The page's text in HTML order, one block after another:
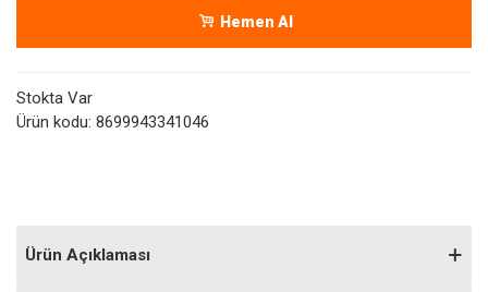
Hemen Al
Stokta Var
Ürün kodu: 8699943341046
Ürün Açıklaması